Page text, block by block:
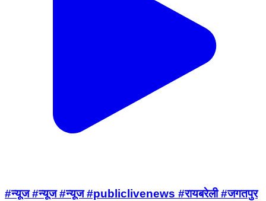
#न्यूज #न्यूज #न्यूज #publiclivenews #रायबरेली #जगतपुर